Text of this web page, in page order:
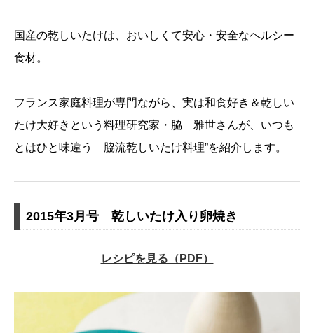
国産の乾しいたけは、おいしくて安心・安全なヘルシー
食材。
フランス家庭料理が専門ながら、実は和食好き＆乾しい
たけ大好きという料理研究家・脇 雅世さんが、いつも
とはひと味違う 脇流乾しいたけ料理”を紹介します。
2015年3月号 乾しいたけ入り卵焼き
レシピを見る（PDF）